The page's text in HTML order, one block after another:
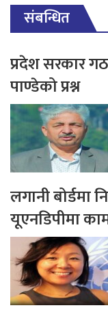
संबन्धित
प्रदेश सरकार
पाण्डेको प्रश्न
लगानी बोर्डमा
यूएनडिपीमा